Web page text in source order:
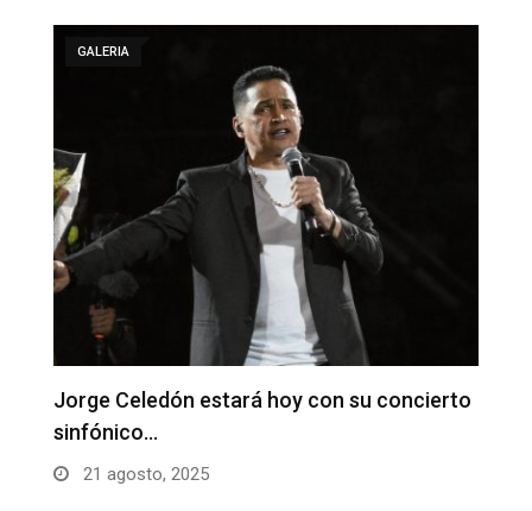
GALERIA
Fabian Corrales con sus grandes éxitos en
La…
21 agosto, 2025